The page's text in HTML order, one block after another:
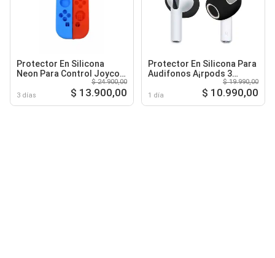
Protector En Silicona
Neon Para Control Joycon
3 días
$ 24.900,00
$ 13.900,00
Protector En Silicona Para
Audifonos A¡rpods 3
1 día
$ 19.990,00
$ 10.990,00